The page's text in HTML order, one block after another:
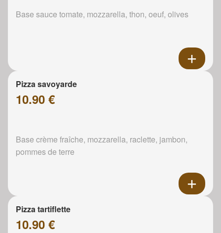
Base sauce tomate, mozzarella, thon, oeuf, olives
Pizza savoyarde
10.90 €
Base crème fraîche, mozzarella, raclette, jambon,
pommes de terre
Pizza tartiflette
10.90 €